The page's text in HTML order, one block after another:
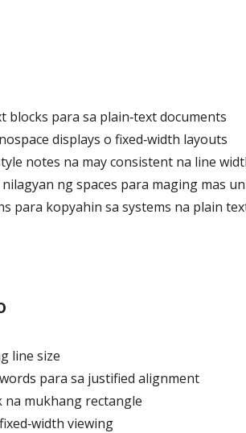
para sa plain‑text documents
displays o fixed‑width layouts
notes na may consistent na line
ng spaces para maging mas
para kopyahin sa systems na plain
line size
para sa justified alignment
mukhang rectangle
viewing